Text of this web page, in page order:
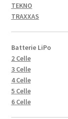
TEKNO
TRAXXAS
Batterie LiPo
2 Celle
3 Celle
4 Celle
5 Celle
6 Celle